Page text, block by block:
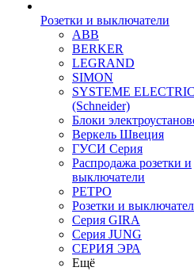
Розетки и выключатели
ABB
BERKER
LEGRAND
SIMON
SYSTEME ELECTRIC
(Schneider)
Блоки
Веркель Швеция
ГУСИ Серия
Распродажа розетки и
выключатели
РЕТРО
Розетки и
Серия GIRA
Серия JUNG
СЕРИЯ ЭРА
Ещё